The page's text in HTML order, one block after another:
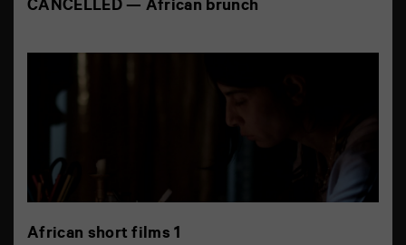
CANCELLED — African brunch
African short films 1